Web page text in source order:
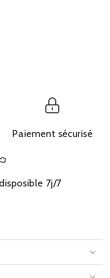
Paiement sécurisé
7j/7